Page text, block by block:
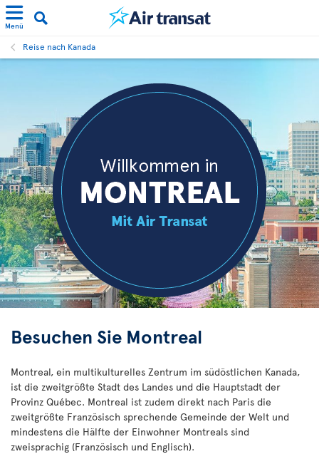
Menü
Reise nach Kanada
Besuchen Sie Montreal
Montreal, ein multikulturelles Zentrum im südöstlichen Kanada,
ist die zweitgrößte Stadt des Landes und die Hauptstadt der
Provinz Québec. Montreal ist zudem direkt nach Paris die
zweitgrößte Französisch sprechende Gemeinde der Welt und
mindestens die Hälfte der Einwohner Montreals sind
zweisprachig (Französisch und Englisch).